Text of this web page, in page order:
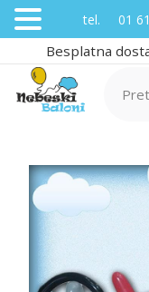
Besplatna
tel. 01 61